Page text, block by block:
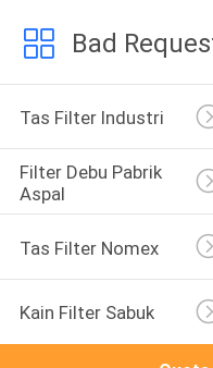
Bad
Tas Filter Industri
Filter Debu Pabrik
Aspal
Tas Filter Nomex
Kain Filter Sabuk